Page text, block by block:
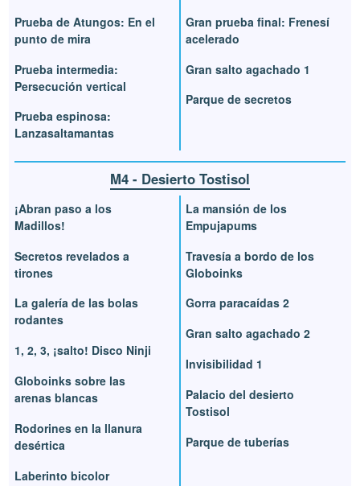
Prueba de Atungos: En el
punto de mira
Prueba intermedia:
Persecución vertical
Prueba espinosa:
Lanzasaltamantas
Gran prueba final: Frenesí
acelerado
Gran salto agachado 1
Parque de secretos
M4 - Desierto Tostisol
¡Abran paso a los
Madillos!
Secretos revelados a
tirones
La galería de las bolas
rodantes
1, 2, 3, ¡salto! Disco Ninji
Globoinks sobre las
arenas blancas
Rodorines en la llanura
desértica
Laberinto bicolor
La mansión de los
Empujapums
Travesía a bordo de los
Globoinks
Gorra paracaídas 2
Gran salto agachado 2
Invisibilidad 1
Palacio del desierto
Tostisol
Parque de tuberías